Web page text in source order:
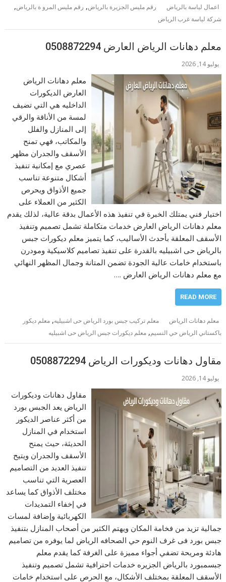
اعمال لياسة بالرياض رقم مليس الجزيرة بالرياض, رقم مليس المرو ة بالرياض,
شركة لياسة غرب الرياض
معلم دهانات الرياض العارض 0508872294
يوليو 14, 2026
معلم دهانات الرياض
العارض الديكورات
الداخليه هي التي تضيف
لمسة من الأناقة والرقي
إلى المنازل والفلل
والمكاتب، فهي تمنح
الأسقف والجدران مظهر
عصري مع إمكانية تنفيذ
أشكال متنوعة تناسب
جميع الأذواق ويحرص
الكثير من العملاء على
اختيار فني يمتلك الخبرة في تنفيذ هذه الأعمال بدقة عالية، لذلك يقدم
معلم دهانات الرياض العارض خدمات متكاملة تشمل تصميم وتنفيذ
الأسقف المعلقة بأحدث الأساليب، كما يتميز معلم ديكورات جبس
بالرياض حى اشبيليه بالقدرة على تنفيذ تصاميم كلاسيكية ومودرن
باستخدام خامات عالية الجودة تضمن المتانة وجمال المظهر النهائي
مع معلم دهانات الرياض العارض .…
READ MORE
معلم دهانات الرياض معلم تركيب جبس بورد الرياض حى اشبيليه,معلم ديكور
باكستاني الرياض حي النسيم,معلم ديكورات جبس الرياض حى اشبيليه
مقاول دهانات وديكورات الرياض 0508872294
يوليو 14, 2026
مقاول دهانات وديكورات
الرياض يعد الجبس بورد
من أكثر عناصر الديكور
استخدام في المنازل
الحديثة، حيث يمنح
الأسقف والجدران ويتيح
تنفيذ العديد من التصاميم
العصرية التي تناسب
مختلف الأذواق كما يساعد
في إخفاء التمديدات
الكهربائية وإضافة لمسات
جمالية تزيد من فخامة المكان ويهتم الكثير من أصحاب المنازل بتنفيذ
جبس بورد فى غرف النوم حي الصحافه الرياض لما يوفره من تصاميم
هادئة ومريحة تضفي أجواء مميزة على الغرفة كما يقدم معلم
جبسمبورد بالرياض الجزيره خدمات احترافية تشمل تصميم وتنفيذ
الأسقف المعلقة بمختلف الأشكال، مع الحرص على استخدام خامات